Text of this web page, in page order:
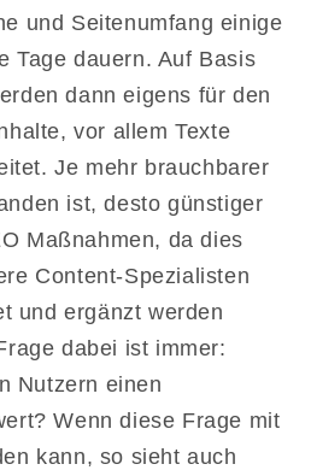
und Seitenumfang einige
Tage dauern. Auf Basis
dann eigens für den
vor allem Texte
Je mehr brauchbarer
ist, desto günstiger
Maßnahmen, da dies
Content-Spezialisten
und ergänzt werden
dabei ist immer:
Nutzern einen
Wenn diese Frage mit
kann, so sieht auch